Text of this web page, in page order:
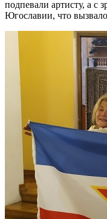
подпевали артисту, а с
Югославии, что